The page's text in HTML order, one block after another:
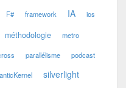
F# framework IA ios
méthodologie metro
parallélisme podcast
silverlight